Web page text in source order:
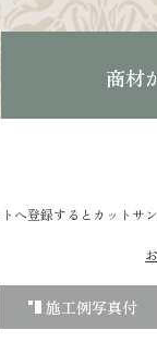
商材
登録するとカットサン
施工例写真付